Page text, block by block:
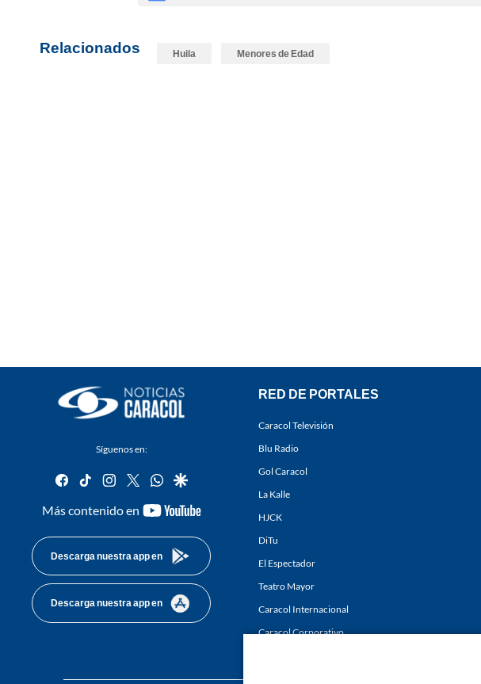
Relacionados Huila Menores de Edad
Síguenos en:
facebook
tiktok instagram
twitterwhatsapp
google
Más contenido en
youtube-
Descarga nuestra app en
Descarga nuestra app en
RED DE PORTALES
Caracol Televisión
Blu Radio
Gol Caracol
La Kalle
HJCK
DiTu
El Espectador
Teatro Mayor
Caracol Internacional
Caracol Corporativo